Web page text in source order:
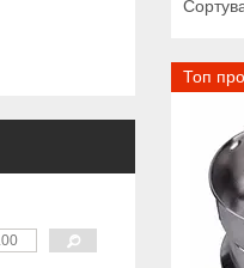
Топ